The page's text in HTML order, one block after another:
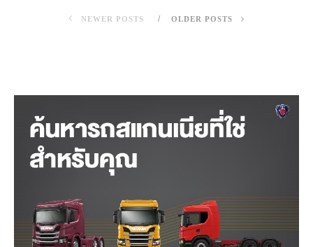
NEWER POSTS OLDER POSTS